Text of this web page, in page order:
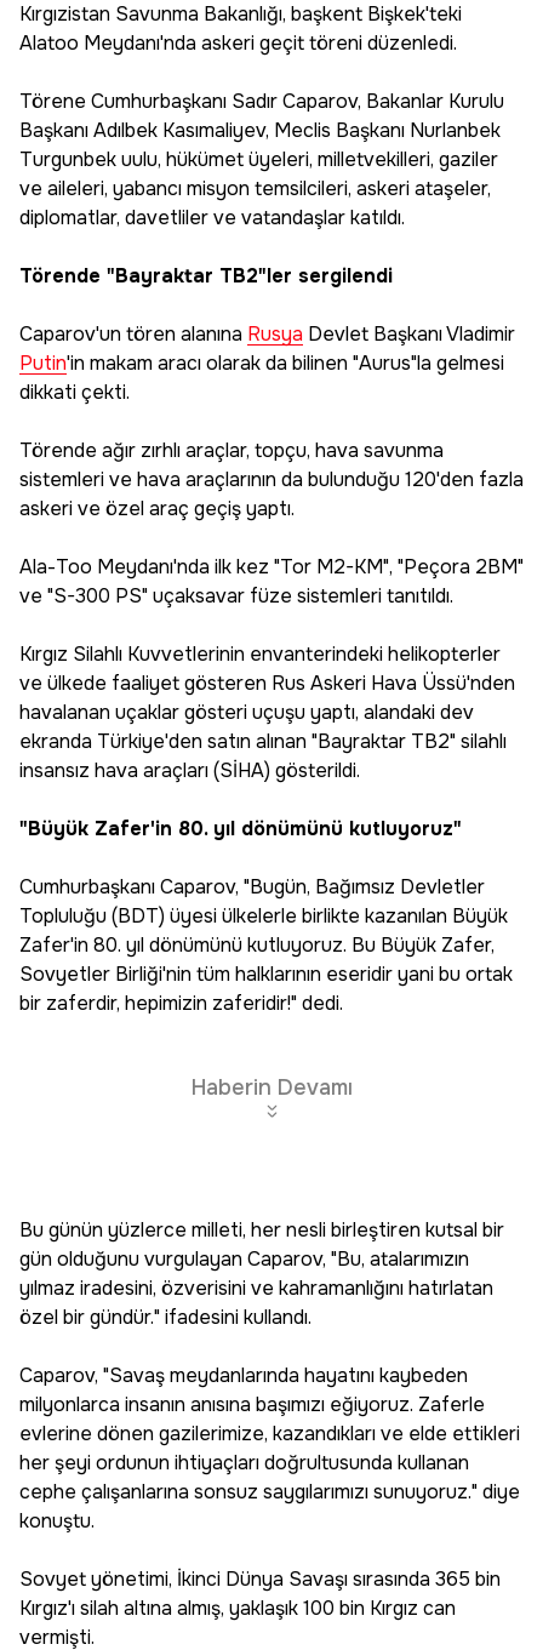
Kırgızistan Savunma Bakanlığı, başkent Bişkek'teki
Alatoo Meydanı'nda askeri geçit töreni düzenledi.
Törene Cumhurbaşkanı Sadır Caparov, Bakanlar Kurulu
Başkanı Adılbek Kasımaliyev, Meclis Başkanı Nurlanbek
Turgunbek uulu, hükümet üyeleri, milletvekilleri, gaziler
ve aileleri, yabancı misyon temsilcileri, askeri ataşeler,
diplomatlar, davetliler ve vatandaşlar katıldı.
Törende "Bayraktar TB2"ler sergilendi
Caparov'un tören alanına Rusya Devlet Başkanı Vladimir
Putin'in makam aracı olarak da bilinen "Aurus"la gelmesi
dikkati çekti.
Törende ağır zırhlı araçlar, topçu, hava savunma
sistemleri ve hava araçlarının da bulunduğu 120'den fazla
askeri ve özel araç geçiş yaptı.
Ala-Too Meydanı'nda ilk kez "Tor M2-KM", "Peçora 2BM"
ve "S-300 PS" uçaksavar füze sistemleri tanıtıldı.
Kırgız Silahlı Kuvvetlerinin envanterindeki helikopterler
ve ülkede faaliyet gösteren Rus Askeri Hava Üssü'nden
havalanan uçaklar gösteri uçuşu yaptı, alandaki dev
ekranda Türkiye'den satın alınan "Bayraktar TB2" silahlı
insansız hava araçları (SİHA) gösterildi.
"Büyük Zafer'in 80. yıl dönümünü kutluyoruz"
Cumhurbaşkanı Caparov, "Bugün, Bağımsız Devletler
Topluluğu (BDT) üyesi ülkelerle birlikte kazanılan Büyük
Zafer'in 80. yıl dönümünü kutluyoruz. Bu Büyük Zafer,
Sovyetler Birliği'nin tüm halklarının eseridir yani bu ortak
bir zaferdir, hepimizin zaferidir!" dedi.
Haberin Devamı
Bu günün yüzlerce milleti, her nesli birleştiren kutsal bir
gün olduğunu vurgulayan Caparov, "Bu, atalarımızın
yılmaz iradesini, özverisini ve kahramanlığını hatırlatan
özel bir gündür." ifadesini kullandı.
Caparov, "Savaş meydanlarında hayatını kaybeden
milyonlarca insanın anısına başımızı eğiyoruz. Zaferle
evlerine dönen gazilerimize, kazandıkları ve elde ettikleri
her şeyi ordunun ihtiyaçları doğrultusunda kullanan
cephe çalışanlarına sonsuz saygılarımızı sunuyoruz." diye
konuştu.
Sovyet yönetimi, İkinci Dünya Savaşı sırasında 365 bin
Kırgız'ı silah altına almış, yaklaşık 100 bin Kırgız can
vermişti.